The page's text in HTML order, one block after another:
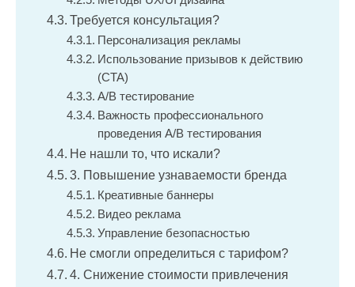
Требуется консультация?
Персонализация рекламы
Использование призывов к действию
(CTA)
A/B тестирование
Важность профессионального
проведения A/B тестирования
Не нашли то, что искали?
3. Повышение узнаваемости бренда
Креативные баннеры
Видео реклама
Управление безопасностью
Не смогли определиться с тарифом?
4. Снижение стоимости привлечения